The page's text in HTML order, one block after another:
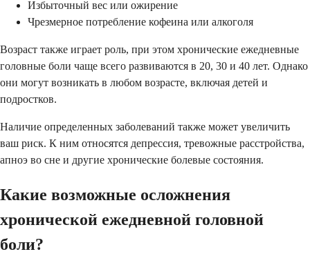
Избыточный вес или ожирение
Чрезмерное потребление кофеина или алкоголя
Возраст также играет роль, при этом хронические ежедневные
головные боли чаще всего развиваются в 20, 30 и 40 лет. Однако
они могут возникать в любом возрасте, включая детей и
подростков.
Наличие определенных заболеваний также может увеличить
ваш риск. К ним относятся депрессия, тревожные расстройства,
апноэ во сне и другие хронические болевые состояния.
Какие возможные осложнения
хронической ежедневной головной
боли?